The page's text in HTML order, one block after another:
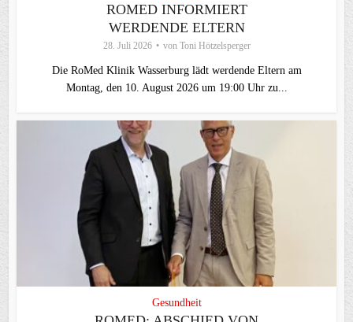
ROMED INFORMIERT
WERDENDE ELTERN
28. Juli 2026 von Toni Hötzelsperger
Die RoMed Klinik Wasserburg lädt werdende Eltern am
Montag, den 10. August 2026 um 19:00 Uhr zu...
Gesundheit